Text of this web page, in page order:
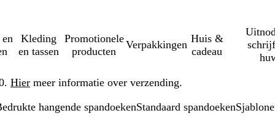
Kleding
en tassen
Promotionele
producten
Verpakkingen
Huis &
cadeau
Hier meer informatie over verzending.
hangende spandoekenStandaard spandoeken